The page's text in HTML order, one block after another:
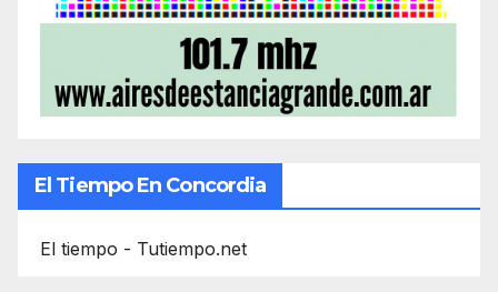
El Tiempo En Concordia
El tiempo - Tutiempo.net